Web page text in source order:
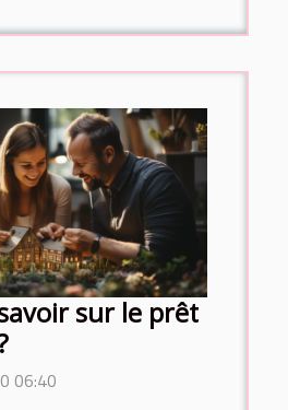
sur le prêt
06:40